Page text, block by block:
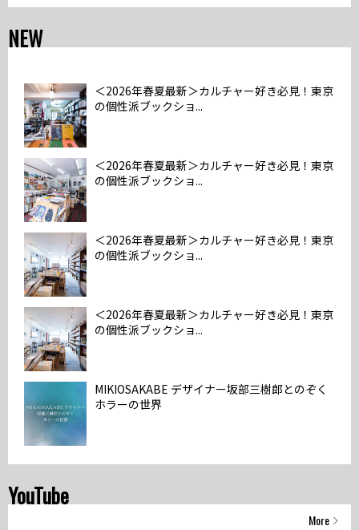
NEW
＜2026年春夏最新＞カルチャー好き必見！東京
の個性派ブックショ...
＜2026年春夏最新＞カルチャー好き必見！東京
の個性派ブックショ...
＜2026年春夏最新＞カルチャー好き必見！東京
の個性派ブックショ...
＜2026年春夏最新＞カルチャー好き必見！東京
の個性派ブックショ...
MIKIOSAKABE デザイナー坂部三樹郎とのぞく
ホラーの世界
YouTube
More